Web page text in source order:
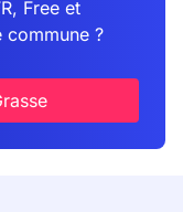
Free et
commune ?